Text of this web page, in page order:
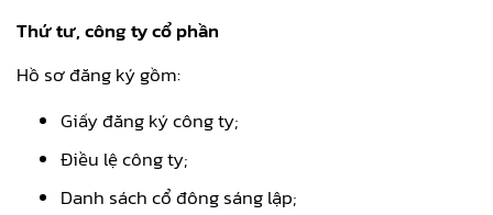
Thứ tư, công ty cổ phần
Hồ sơ đăng ký gồm:
Giấy đăng ký công ty;
Điều lệ công ty;
Danh sách cổ đông sáng lập;